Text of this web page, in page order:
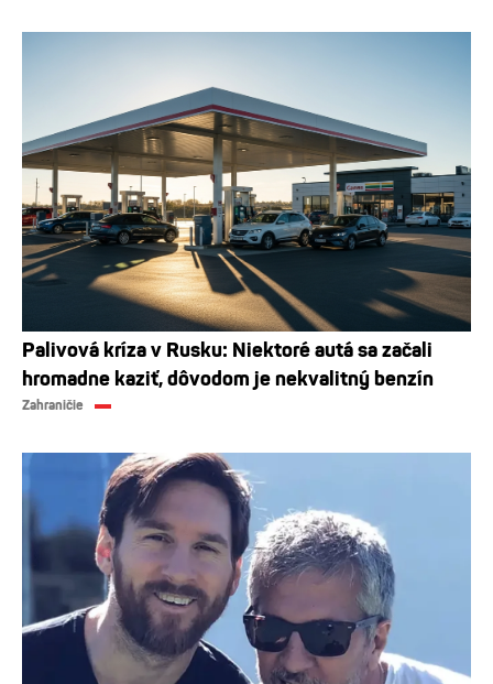
Palivová kríza v Rusku: Niektoré autá sa začali
hromadne kaziť, dôvodom je nekvalitný benzín
Zahraničie